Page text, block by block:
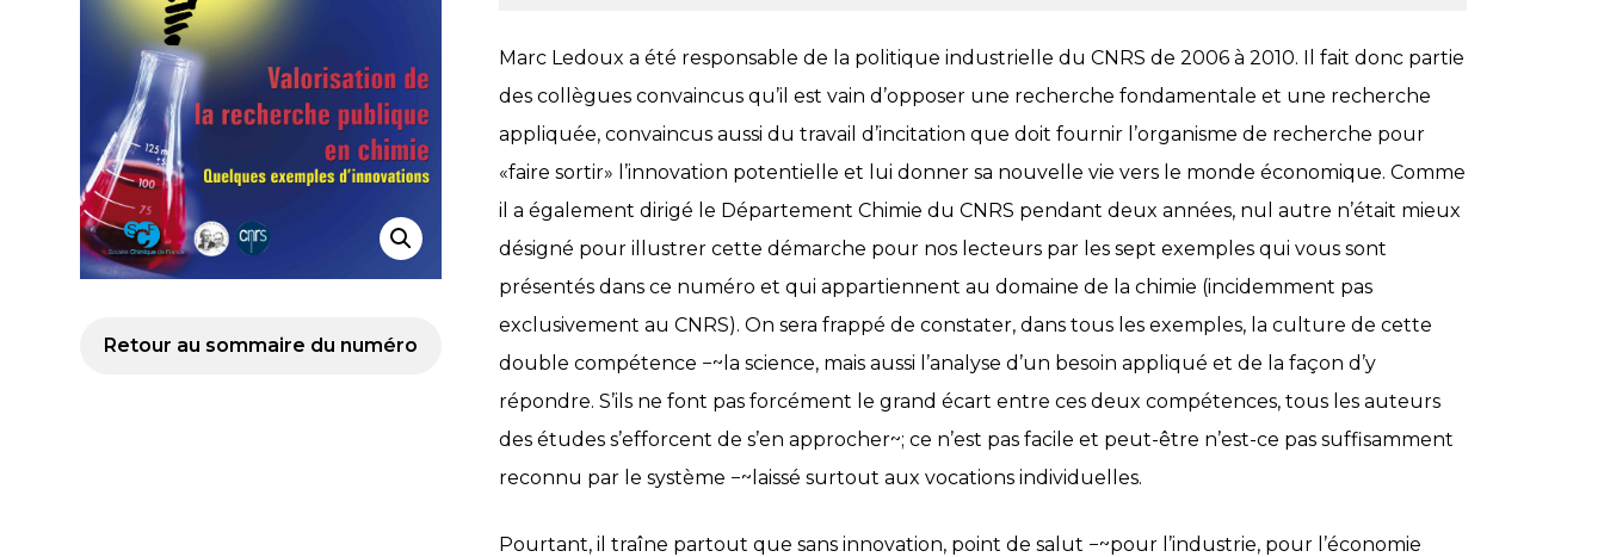
Retour au sommaire du numéro
Marc Ledoux a été responsable de la politique industrielle du CNRS de 2006 à 2010. Il fait donc partie
des collègues convaincus qu’il est vain d’opposer une recherche fondamentale et une recherche
appliquée, convaincus aussi du travail d’incitation que doit fournir l’organisme de recherche pour
«faire sortir» l’innovation potentielle et lui donner sa nouvelle vie vers le monde économique. Comme
il a également dirigé le Département Chimie du CNRS pendant deux années, nul autre n’était mieux
désigné pour illustrer cette démarche pour nos lecteurs par les sept exemples qui vous sont
présentés dans ce numéro et qui appartiennent au domaine de la chimie (incidemment pas
exclusivement au CNRS). On sera frappé de constater, dans tous les exemples, la culture de cette
double compétence −~la science, mais aussi l’analyse d’un besoin appliqué et de la façon d’y
répondre. S’ils ne font pas forcément le grand écart entre ces deux compétences, tous les auteurs
des études s’efforcent de s’en approcher~; ce n’est pas facile et peut-être n’est-ce pas suffisamment
reconnu par le système −~laissé surtout aux vocations individuelles.
Pourtant, il traîne partout que sans innovation, point de salut −~pour l’industrie, pour l’économie